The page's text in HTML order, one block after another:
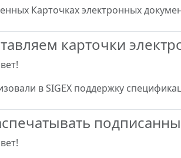
Карточках электронных
карточки
в SIGEX поддержку